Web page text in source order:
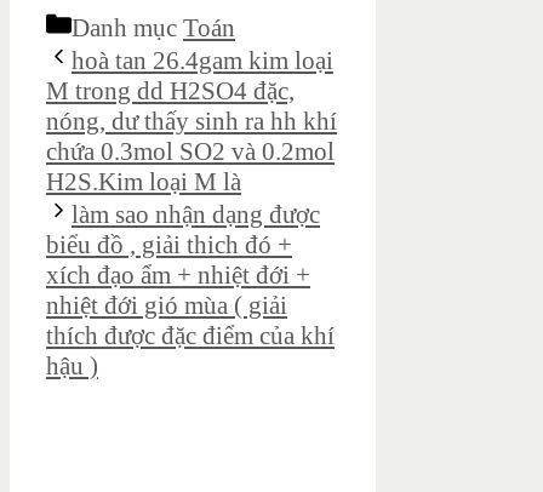
Danh mục Toán
hoà tan 26.4gam kim loại
M trong dd H2SO4 đặc,
nóng, dư thấy sinh ra hh khí
chứa 0.3mol SO2 và 0.2mol
H2S.Kim loại M là
làm sao nhận dạng được
biểu đồ , giải thich đó +
xích đạo ẩm + nhiệt đới +
nhiệt đới gió mùa ( giải
thích được đặc điểm của khí
hậu )